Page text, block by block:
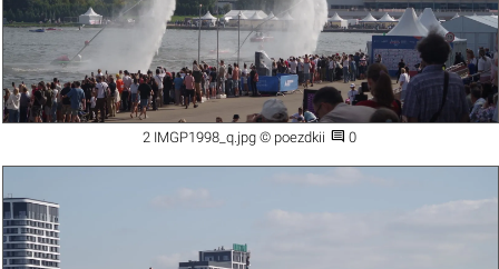
2 IMGP1998_q.jpg © poezdkii  0